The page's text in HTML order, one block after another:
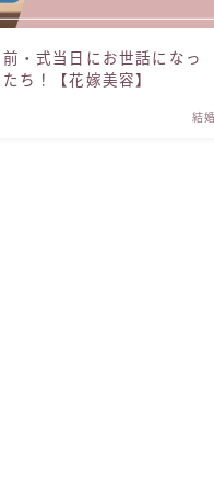
前・式当日にお世話になっ
ち！【花嫁美容】
結